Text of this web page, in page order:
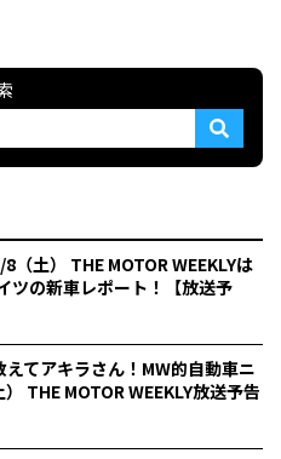
8（土） THE MOTOR WEEKLYは
ツの新車レポート！【放送予
えてアキラさん！MW的自動車ニ
THE MOTOR WEEKLY放送予告